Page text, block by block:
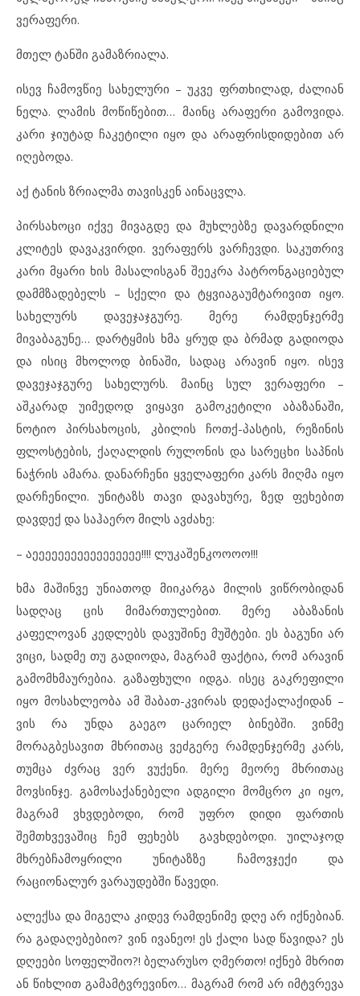
ვერაფერი.
მთელ ტანში გამაზრიალა.
ისევ ჩამოვწიე სახელური – უკვე ფრთხილად, ძალიან
ნელა. ლამის მოწიწებით… მაინც არაფერი გამოვიდა.
კარი ჯიუტად ჩაკეტილი იყო და არაფრისდიდებით არ
იღებოდა.
აქ ტანის ზრიალმა თავისკენ აინაცვლა.
პირსახოცი იქვე მივაგდე და მუხლებზე დავარდნილი
კლიტეს დავაკვირდი. ვერაფერს ვარჩევდი. საკუთრივ
კარი მყარი ხის მასალისგან შეეკრა პატრონგაციებულ
დამმზადებელს – სქელი და ტყვიაგაუმტარივით იყო.
სახელურს დავეჯაჯგურე. მერე რამდენჯერმე
მივაბაგუნე… დარტყმის ხმა ყრუდ და ბრმად გადიოდა
და ისიც მხოლოდ ბინაში, სადაც არავინ იყო. ისევ
დავეჯაჯგურე სახელურს. მაინც სულ ვერაფერი –
აშკარად უიმედოდ ვიყავი გამოკეტილი აბაზანაში,
ნოტიო პირსახოცის, კბილის ჩოთქ-პასტის, რეზინის
ფლოსტების, ქაღალდის რულონის და სარეცხი საპნის
ნაჭრის ამარა. დანარჩენი ყველაფერი კარს მიღმა იყო
დარჩენილი. უნიტაზს თავი დავახურე, ზედ ფეხებით
დავდექ და საჰაერო მილს ავძახე:
– აეეეეეეეეეეეეეეეეე!!!! ლუკაშენკოოოო!!!
ხმა მაშინვე უნიათოდ მიიკარგა მილის ვიწრობიდან
სადღაც ცის მიმართულებით. მერე აბაზანის
კაფელოვან კედლებს დავუშინე მუშტები. ეს ბაგუნი არ
ვიცი, სადმე თუ გადიოდა, მაგრამ ფაქტია, რომ არავინ
გამომხმაურებია. გაზაფხული იდგა. ისეც გაკრეფილი
იყო მოსახლეობა ამ შაბათ-კვირას დედაქალაქიდან –
ვის რა უნდა გაეგო ცარიელ ბინებში. ვინმე
მორაგბესავით მხრითაც ვეძგერე რამდენჯერმე კარს,
თუმცა ძვრაც ვერ ვუქენი. მერე მეორე მხრითაც
მოვსინჯე. გამოსაქანებელი ადგილი მომცრო კი იყო,
მაგრამ ვხვდებოდი, რომ უფრო დიდი ფართის
შემთხვევაშიც ჩემ ფეხებს გავხდებოდი. უილაჯოდ
მხრებჩამოყრილი უნიტაზზე ჩამოვჯექი და
რაციონალურ ვარაუდებში წავედი.
ალექსა და მიგელა კიდევ რამდენიმე დღე არ იქნებიან.
რა გადაღებებიო? ვინ ივანეო! ეს ქალი სად წავიდა? ეს
დღეები სოფელშიო?! ბელარუსო ღმერთო! იქნებ მხრით
ან წიხლით გამამტვრევინო… მაგრამ რომ არ იმტვრევა